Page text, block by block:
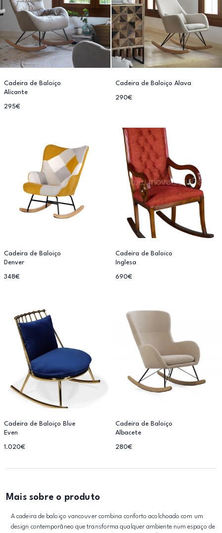
Cadeira de Baloiço
Alicante
295€
Cadeira de Baloiço Alava
290€
Cadeira de Baloiço
Denver
348€
Cadeira de Baloico
Inglesa
690€
Cadeira de Baloiço Blue
Even
1.020€
Cadeira de Baloiço
Albacete
280€
Mais sobre o produto
A cadeira de baloiço vancouver combina conforto acolchoado com um
design contemporâneo que transforma qualquer ambiente num espaço de